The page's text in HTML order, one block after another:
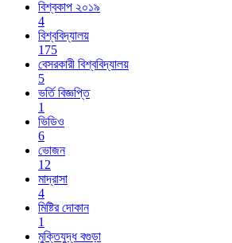
বিশ্বকাপ ২০১৯
4
বিশ্ববিদ্যালয়
175
বেসরকারী বিশ্ববিদ্যালয়
5
ভর্তি বিজ্ঞপ্তি
1
ভিডিও
6
ভোজন
12
মাদ্রাসা
4
মিষ্টির দোকান
1
মুক্তিযুদ্ধ বগুড়া